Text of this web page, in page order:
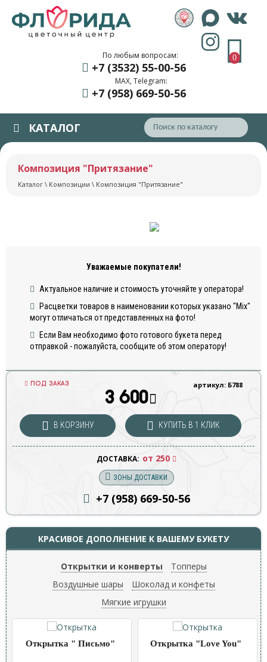
По любым вопросам:
+7 (3532) 55-00-56
MAX, Telegram:
+7 (958) 669-50-56
0
КАТАЛОГ
Композиция "Притязание"
Каталог \ Композиции \ Композиция "Притязание"
Уважаемые покупатели!
Актуальное наличие и стоимость уточняйте у оператора!
Расцветки товаров в наименовании которых указано "Mix"
могут отличаться от представленных на фото!
Если Вам необходимо фото готового букета перед
отправкой - пожалуйста, сообщите об этом оператору!
артикул: Б788
ПОД ЗАКАЗ
3 600
В КОРЗИНУ КУПИТЬ В 1 КЛИК
ДОСТАВКА: от 250
ЗОНЫ ДОСТАВКИ
+7 (958) 669-50-56
КРАСИВОЕ ДОПОЛНЕНИЕ К ВАШЕМУ БУКЕТУ
Открытки и конверты
Топперы
Воздушные шары
Шоколад и конфеты
Мягкие игрушки
Открытка " Письмо" Открытка "Love You"